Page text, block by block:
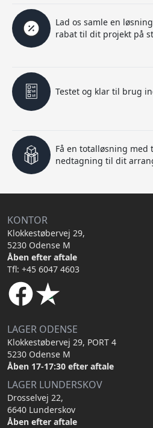
Lad os samle en
rabat til dit projekt på
Testet og klar til brug
Få en totalløsning
nedtagning til dit
KONTOR
Klokkestøbervej 29,
5230 Odense M
Åben efter aftale
Tfl: +45 6047 4603
LAGER ODENSE
Klokkestøbervej 29, PORT 4
5230 Odense M
Åben 17-17:30 efter aftale
LAGER LUNDERSKOV
Drosselvej 22,
6640 Lunderskov
Åben efter aftale